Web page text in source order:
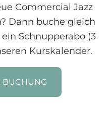
Commercial Jazz
Dann buche gleich
Schnupperabo (3
Kurskalender.
BUCHUNG